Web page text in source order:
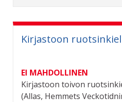
Kirjastoon
EI MAHDOLLINEN
Kirjastoon toivon
(Allas, Hemmets